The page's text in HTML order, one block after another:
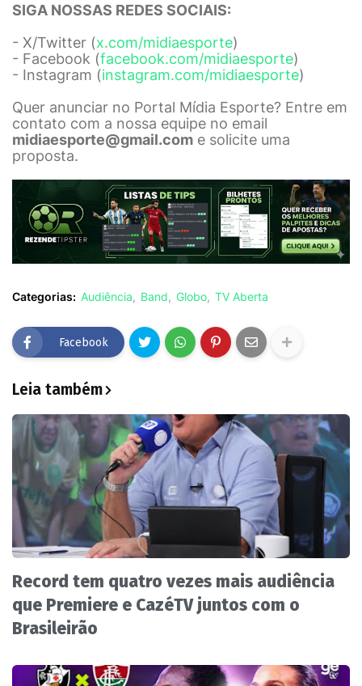
SIGA NOSSAS REDES SOCIAIS:
- X/Twitter (x.com/midiaesporte)
- Facebook (facebook.com/midiaesporte)
- Instagram (instagram.com/midiaesporte)
Quer anunciar no Portal Mídia Esporte? Entre em
contato com a nossa equipe no email
midiaesporte@gmail.com e solicite uma
proposta.
Categorias: Audiência Band Globo TV Aberta
Facebook
Leia também
Record tem quatro vezes mais audiência
que Premiere e CazéTV juntos com o
Brasileirão